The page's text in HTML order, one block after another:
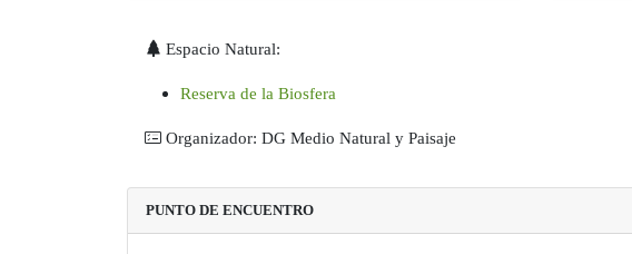
Espacio Natural:
Reserva de la Biosfera
Organizador: DG Medio Natural y Paisaje
PUNTO DE ENCUENTRO